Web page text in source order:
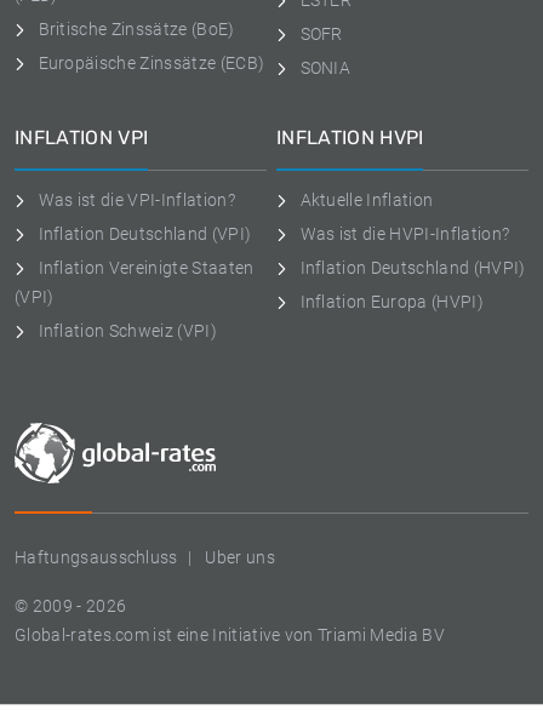
Haftungsausschluss Uber uns
© 2009 - 2026
Global-rates.com ist eine Initiative von Triami Media BV
Britische Zinssätze (BoE)
Europäische Zinssätze (ECB)
SOFR
SONIA
INFLATION VPI
Was ist die VPI-Inflation?
Inflation Deutschland (VPI)
Inflation Vereinigte Staaten
(VPI)
Inflation Schweiz (VPI)
INFLATION HVPI
Aktuelle Inflation
Was ist die HVPI-Inflation?
Inflation Deutschland (HVPI)
Inflation Europa (HVPI)